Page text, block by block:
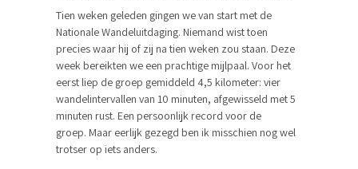
Tien weken geleden gingen we van start met de
Nationale Wandeluitdaging. Niemand wist toen
precies waar hij of zij na tien weken zou staan. Deze
week bereikten we een prachtige mijlpaal. Voor het
eerst liep de groep gemiddeld 4,5 kilometer: vier
wandelintervallen van 10 minuten, afgewisseld met 5
minuten rust. Een persoonlijk record voor de
groep. Maar eerlijk gezegd ben ik misschien nog wel
trotser op iets anders.